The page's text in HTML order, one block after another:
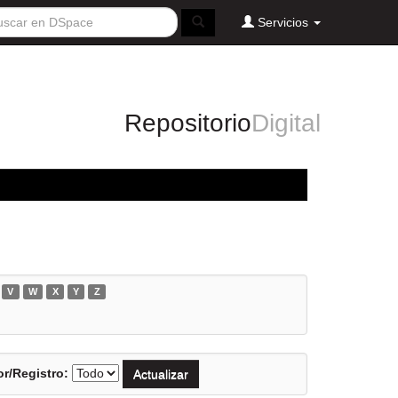
Servicios
RepositorioDigital
V W X Y Z
Registro: